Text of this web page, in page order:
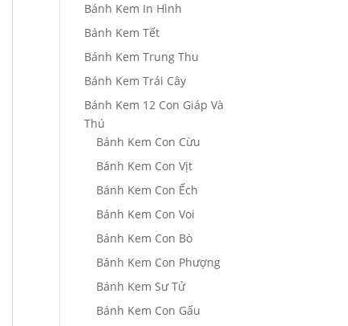
Bánh Kem In Hình
Bánh Kem Tết
Bánh Kem Trung Thu
Bánh Kem Trái Cây
Bánh Kem 12 Con Giáp Và
Thú
Bánh Kem Con Cừu
Bánh Kem Con Vịt
Bánh Kem Con Ếch
Bánh Kem Con Voi
Bánh Kem Con Bò
Bánh Kem Con Phượng
Bánh Kem Sư Tử
Bánh Kem Con Gấu